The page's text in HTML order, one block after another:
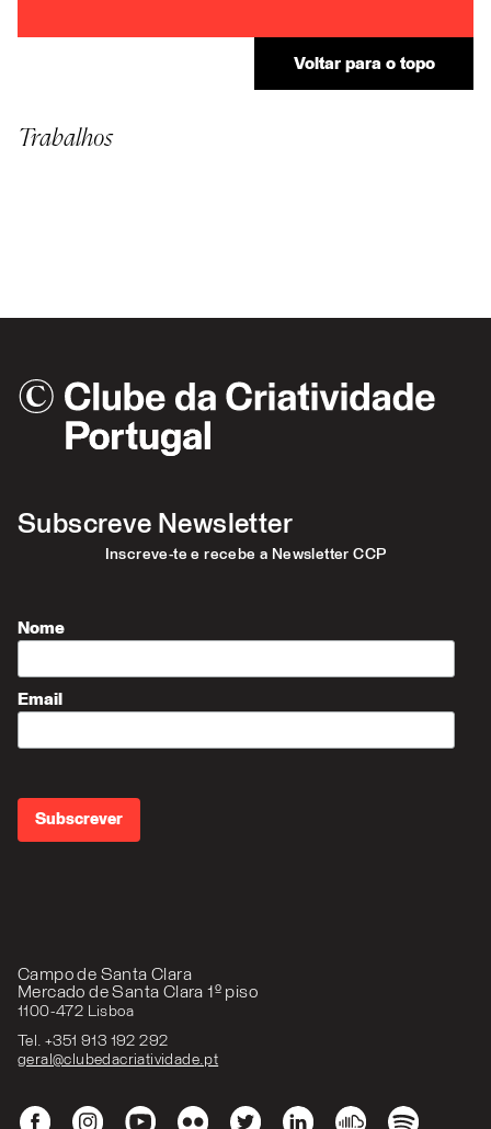
Voltar para o topo
Trabalhos
Campo de Santa Clara
Mercado de Santa Clara 1º piso
1100-472 Lisboa
Tel. +351 913 192 292
geral@clubedacriatividade.pt
Subscreve Newsletter
Inscreve-te e recebe a Newsletter CCP
Nome
Email